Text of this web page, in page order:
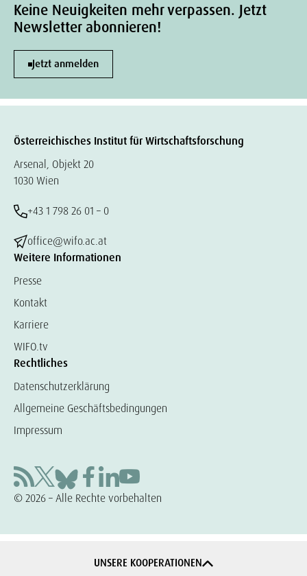
Keine Neuigkeiten mehr verpassen. Jetzt
Newsletter abonnieren!
Jetzt anmelden
Österreichisches Institut für Wirtschaftsforschung
Arsenal, Objekt 20
1030 Wien
+43 1 798 26 01 – 0
office@wifo.ac.at
Weitere Informationen
Presse
Kontakt
Karriere
WIFO.tv
Rechtliches
Datenschutzerklärung
Allgemeine Geschäftsbedingungen
Impressum
© 2026 – Alle Rechte vorbehalten
UNSERE KOOPERATIONEN